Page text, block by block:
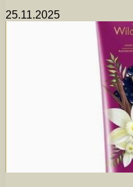
25.11.2025